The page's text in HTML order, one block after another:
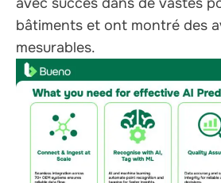
bâtiments et ont montré des
mesurables.